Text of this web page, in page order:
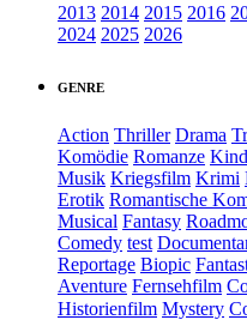
2013 2014 2015 2016
2024 2025 2026
GENRE
Action Thriller Drama
Komödie Romanze
Musik Kriegsfilm Krimi
Erotik Romantische
Musical Fantasy
Comedy test
Reportage Biopic
Aventure Fernsehfilm
Historienfilm Mystery